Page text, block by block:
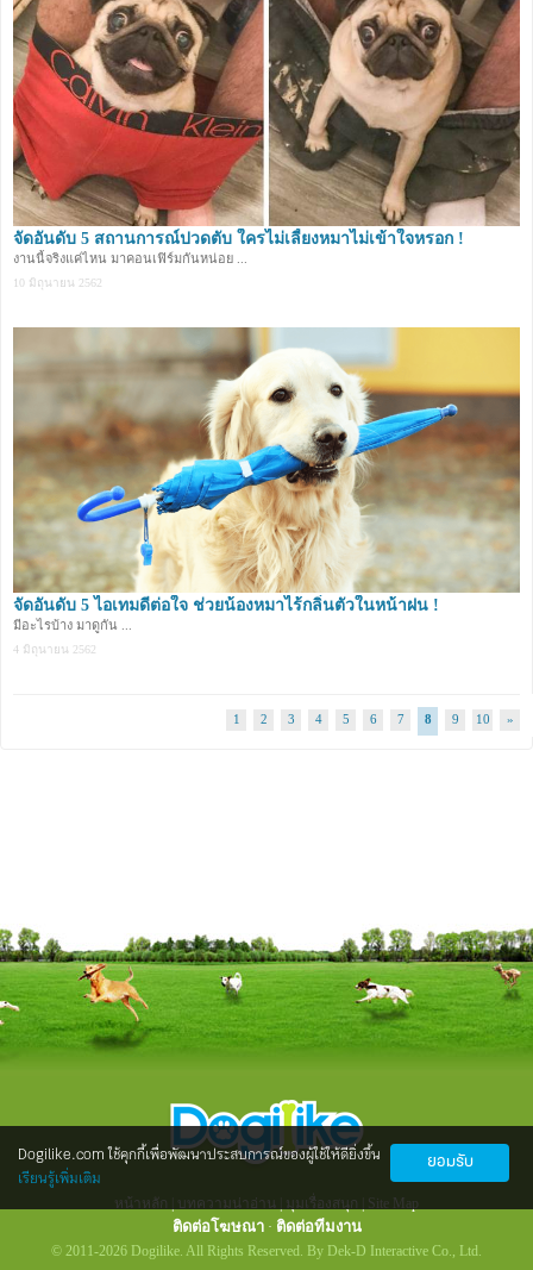
จัดอันดับ 5 สถานการณ์ปวดตับ ใครไม่เลี้ยงหมาไม่เข้าใจหรอก !
งานนี้จริงแค่ไหน มาคอนเฟิร์มกันหน่อย ...
10 มิถุนายน 2562
จัดอันดับ 5 ไอเทมดีต่อใจ ช่วยน้องหมาไร้กลิ่นตัวในหน้าฝน !
มีอะไรบ้าง มาดูกัน ...
4 มิถุนายน 2562
1 2 3 4 5 6 7 8 9 10 »
หน้าหลัก บทความน่าอ่าน มุมเรื่องสนุก Site Map
ติดต่อโฆษณา· ติดต่อทีมงาน
© 2011-2026 Dogilike. All Rights Reserved. By Dek-D Interactive Co., Ltd.
Dogilike.com ใช้คุกกี้เพื่อพัฒนาประสบการณ์ของผู้ใช้ให้ดียิ่งขึ้น
เรียนรู้เพิ่มเติม
ยอมรับ